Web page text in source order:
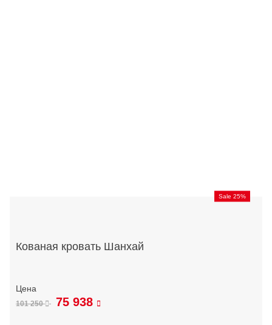
Sale 25%
Кованая кровать Шанхай
101 250 75 938